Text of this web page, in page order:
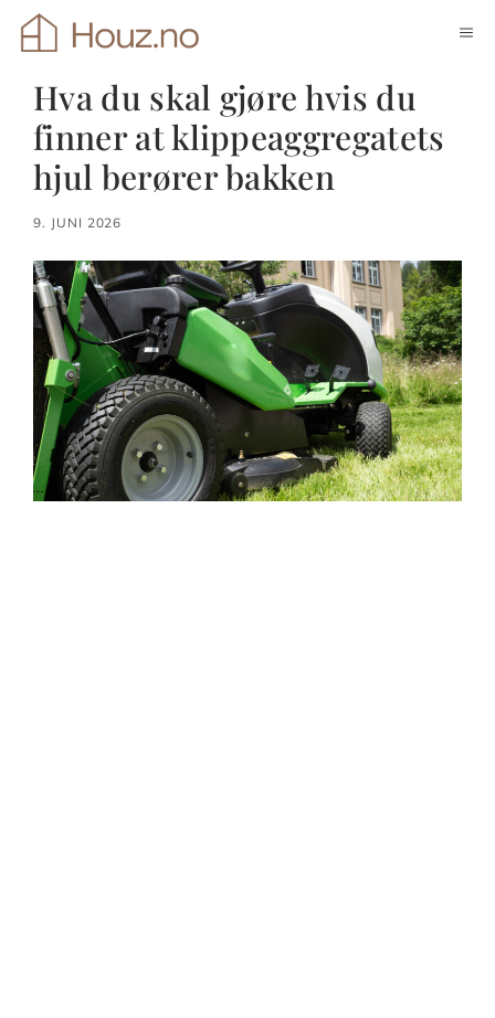
Hopp
Hva du skal gjøre hvis du
finner at klippeaggregatets
hjul berører bakken
9. JUNI 2026